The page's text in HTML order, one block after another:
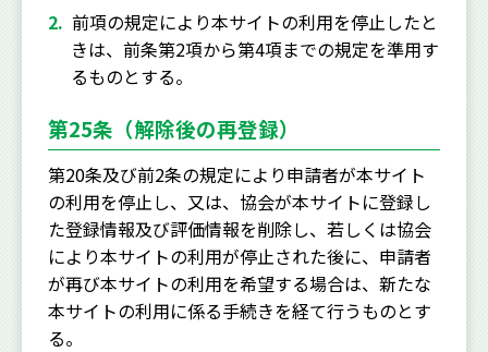
前項の規定により本サイトの利用を停止したと
きは、前条第2項から第4項までの規定を準用す
るものとする。
第25条（解除後の再登録）
第20条及び前2条の規定により申請者が本サイト
の利用を停止し、又は、協会が本サイトに登録し
た登録情報及び評価情報を削除し、若しくは協会
により本サイトの利用が停止された後に、申請者
が再び本サイトの利用を希望する場合は、新たな
本サイトの利用に係る手続きを経て行うものとす
る。